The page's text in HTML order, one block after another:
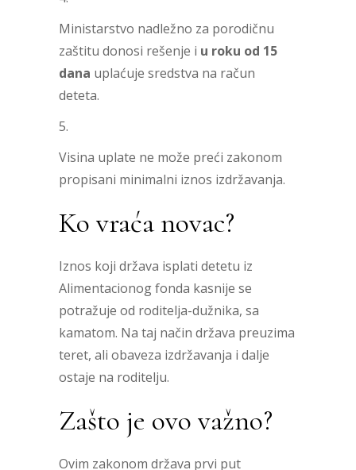
Ministarstvo nadležno za porodičnu
zaštitu donosi rešenje i u roku od 15
dana uplaćuje sredstva na račun
deteta.
Visina uplate ne može preći zakonom
propisani minimalni iznos izdržavanja.
Ko vraća novac?
Iznos koji država isplati detetu iz
Alimentacionog fonda kasnije se
potražuje od roditelja-dužnika, sa
kamatom. Na taj način država preuzima
teret, ali obaveza izdržavanja i dalje
ostaje na roditelju.
Zašto je ovo važno?
Ovim zakonom država prvi put